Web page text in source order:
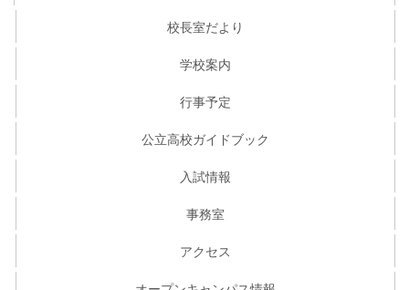
校長室だより
学校案内
行事予定
公立高校ガイドブック
入試情報
事務室
アクセス